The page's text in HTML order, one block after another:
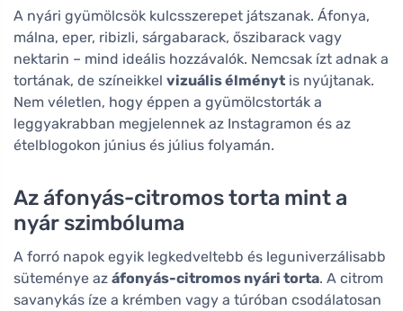
A nyári gyümölcsök kulcsszerepet játszanak. Áfonya,
málna, eper, ribizli, sárgabarack, őszibarack vagy
nektarin – mind ideális hozzávalók. Nemcsak ízt adnak a
tortának, de színeikkel vizuális élményt is nyújtanak.
Nem véletlen, hogy éppen a gyümölcstorták a
leggyakrabban megjelennek az Instagramon és az
ételblogokon június és július folyamán.
Az áfonyás-citromos torta mint a
nyár szimbóluma
A forró napok egyik legkedveltebb és leguniverzálisabb
süteménye az áfonyás-citromos nyári torta. A citrom
savanykás íze a krémben vagy a túróban csodálatosan